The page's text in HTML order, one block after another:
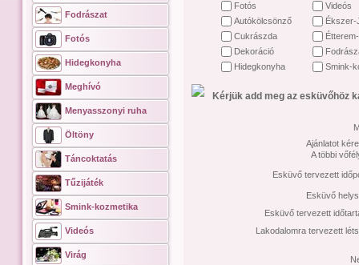
Fodrászat
Fotós
Hidegkonyha
Meghívó
Menyasszonyi ruha
Öltöny
Táncoktatás
Tűzijáték
Smink-kozmetika
Videós
Virág
Fotós
Videós
Autókölcsönző
Ékszer-
Cukrászda
Dekoráció
Hidegkonyha
Smink-
Kérjük add meg az esküvőhöz
Ajánlatot
A többi
Esküvő tervezett
Esküvő
Esküvő tervezett
Lakodalomra tervezett